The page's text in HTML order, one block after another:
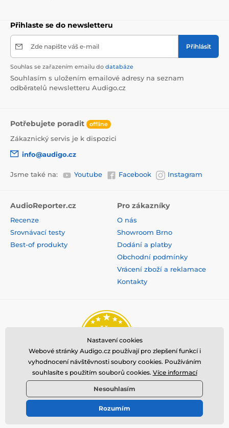
Přihlaste se do newsletteru
Zde napište váš e-mail Přihlásit
Souhlas se zařazením emailu do databáze
Souhlasím s uložením emailové adresy na seznam
odběratelů newsletteru Audigo.cz
Potřebujete poradit offline
Zákaznický servis je k dispozici
info@audigo.cz
Jsme také na: Youtube Facebook Instagram
AudioReporter.cz
Recenze
Srovnávací testy
Best-of produkty
Pro zákazníky
O nás
Showroom Brno
Dodání a platby
Obchodní podmínky
Vrácení zboží a reklamace
Kontakty
© 2026 www.audigo.cz ⦁ E-shop vytvořila
Nastavení cookies
Webové stránky Audigo.cz používají pro zlepšení funkcí i
vyhodnocení návštěvnosti soubory cookies. Používáním
souhlasíte s použitím souborů cookies. Více informací
Nesouhlasím
Rozumím